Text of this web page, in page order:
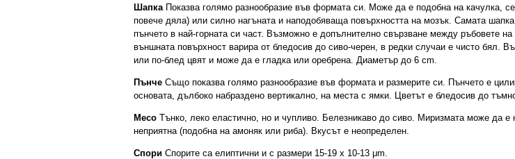
ШапкаПоказва голямо разнообразие във формата си. Може да е подобна на качулка,
повече дяла) или силно нагъната и наподобяваща повърхността на мозък. Самата
пънчето в най-горната си част. Възможно е допълнително свързване между ръбовете
външната повърхност варира от бледосив до сиво-черен, в редки случаи е чисто бял.
или по-блед цвят и може да е гладка или оребрена. Диаметър до 6 cm.
Пънче Също показва голямо разнообразие във формата и размерите си. Пънчето е
основата, дълбоко набраздено вертикално, на места с ямки. Цветът е бледосив до
Месо Тънко, леко еластично, но и чупливо. Белезникаво до сиво. Миризмата може да е
неприятна (подобна на амоняк или риба). Вкусът е неопределен.
Спори Спорите са елиптични и с размери 15-19 х 10-13 μm.